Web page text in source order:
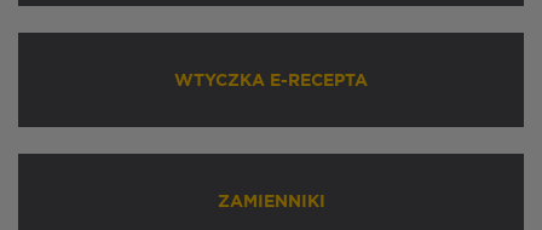
WTYCZKA E-RECEPTA
ZAMIENNIKI